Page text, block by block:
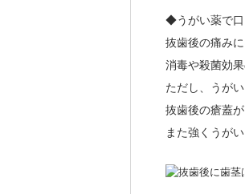
◆うがい薬で口
抜歯後の痛み
消毒や殺菌効
ただし、うが
抜歯後の瘡蓋
また強くうが